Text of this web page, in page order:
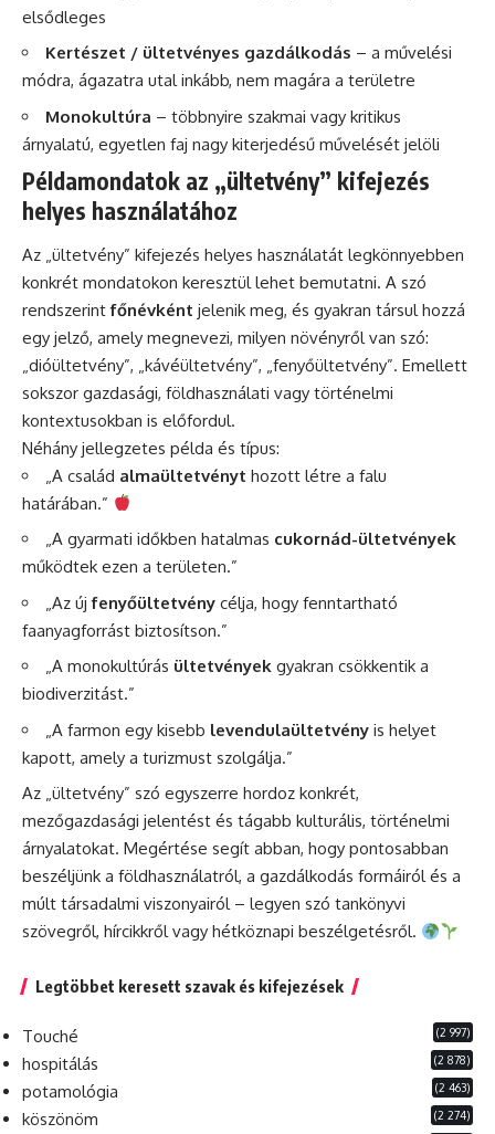
elsődleges
Kertészet / ültetvényes gazdálkodás – a művelési
módra, ágazatra utal inkább, nem magára a területre
Monokultúra – többnyire szakmai vagy kritikus
árnyalatú, egyetlen faj nagy kiterjedésű művelését jelöli
Példamondatok az „ültetvény” kifejezés
helyes használatához
Az „ültetvény” kifejezés helyes használatát legkönnyebben
konkrét mondatokon keresztül lehet bemutatni. A szó
rendszerintfőnévként jelenik meg, és gyakran társul hozzá
egy jelző, amely megnevezi, milyen növényről van szó:
„dióültetvény”, „kávéültetvény”, „fenyőültetvény”. Emellett
sokszor gazdasági, földhasználati vagy történelmi
kontextusokban is előfordul.
Néhány jellegzetes példa és típus:
„A család almaültetvényt hozott létre a falu
határában.”
„A gyarmati időkben hatalmas cukornád-ültetvények
működtek ezen a területen.”
„Az újfenyőültetvény célja, hogy fenntartható
faanyagforrást biztosítson.”
„A monokultúrás ültetvények gyakran csökkentik a
biodiverzitást.”
„A farmon egy kisebb levendulaültetvény is helyet
kapott, amely a turizmust szolgálja.”
Az „ültetvény” szó egyszerre hordoz konkrét,
mezőgazdasági jelentést és tágabb kulturális, történelmi
árnyalatokat. Megértése segít abban, hogy pontosabban
beszéljünk a földhasználatról, a gazdálkodás formáiról és a
múlt társadalmi viszonyairól – legyen szó tankönyvi
szövegről, hírcikkről vagy hétköznapi beszélgetésről.
Legtöbbet keresett szavak és kifejezések
Touché (2 997)
hospitálás (2 878)
potamológia (2 463)
köszönöm (2 274)